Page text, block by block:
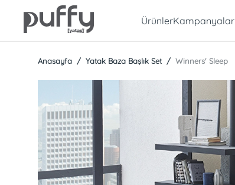
ÜrünlerKampanyalar
Anasayfa Yatak Baza Başlık Set Winners' Sleep